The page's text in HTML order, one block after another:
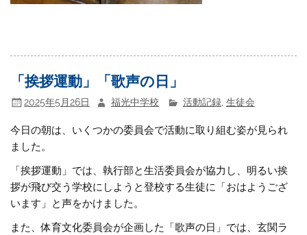
「挨拶運動」「歌声の日」
2025年5月26日 福光中学校 活動記録, 生徒会
今日の朝は、いくつかの委員会で活動に取り組む姿が見られ
ました。
「挨拶運動」では、執行部と生活委員会が協力し、明るい挨
拶が飛び交う学校にしようと登校する生徒に「おはようござ
います」と声をかけました。
また、体育文化委員会が企画した「歌声の日」では、玄関ラ